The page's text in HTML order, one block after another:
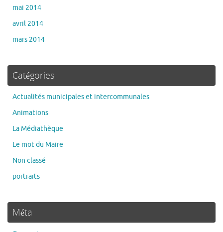
mai 2014
avril 2014
mars 2014
Catégories
Actualités municipales et intercommunales
Animations
La Médiathèque
Le mot du Maire
Non classé
portraits
Méta